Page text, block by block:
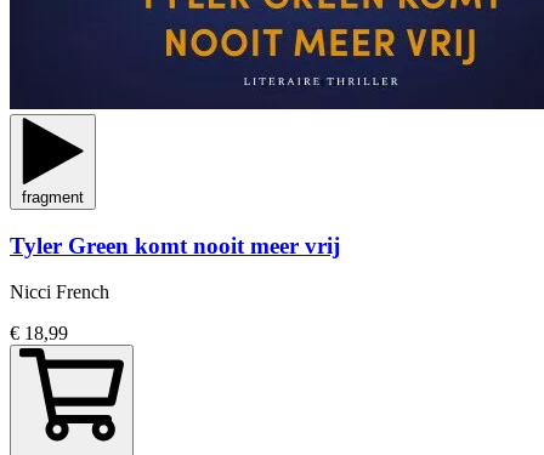
fragment
Tyler Green komt nooit meer vrij
Nicci French
€ 18,99